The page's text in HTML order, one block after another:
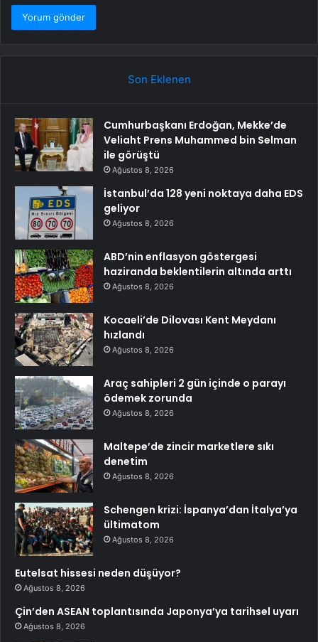
Son Eklenen
Cumhurbaşkanı Erdoğan, Mekke’de
Veliaht Prens Muhammed bin Selman
ile görüştü
Ağustos 8, 2026
İstanbul’da 128 yeni noktaya daha EDS
geliyor
Ağustos 8, 2026
ABD’nin enflasyon göstergesi
haziranda beklentilerin altında arttı
Ağustos 8, 2026
Kocaeli’de Dilovası Kent Meydanı
hızlandı
Ağustos 8, 2026
Araç sahipleri 2 gün içinde o parayı
ödemek zorunda
Ağustos 8, 2026
Maltepe’de zincir marketlere sıkı
denetim
Ağustos 8, 2026
Schengen krizi: İspanya’dan İtalya’ya
ültimatom
Ağustos 8, 2026
Eutelsat hissesi neden düşüyor?
Ağustos 8, 2026
Çin’den ASEAN toplantısında Japonya’ya tarihsel uyarı
Ağustos 8, 2026